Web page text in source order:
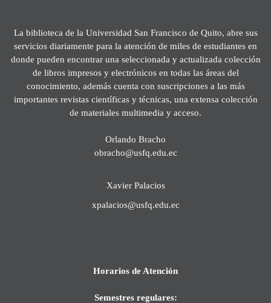
La biblioteca de la Universidad San Francisco de Quito, abre sus
servicios diariamente para la atención de miles de estudiantes en
donde pueden encontrar una seleccionada y actualizada colección
de libros impresos y electrónicos en todas las áreas del
conocimiento, además cuenta con suscripciones a las más
importantes revistas científicas y técnicas, una extensa colección
de materiales multimedia y acceso.
Orlando Bracho
obracho@usfq.edu.ec
Xavier Palacios
xpalacios@usfq.edu.ec
Horarios de Atención
Semestres regulares: